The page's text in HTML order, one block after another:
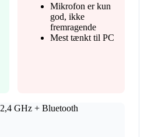
Mikrofon er kun
god, ikke
fremragende
Mest tænkt til PC
GHz + Bluetooth